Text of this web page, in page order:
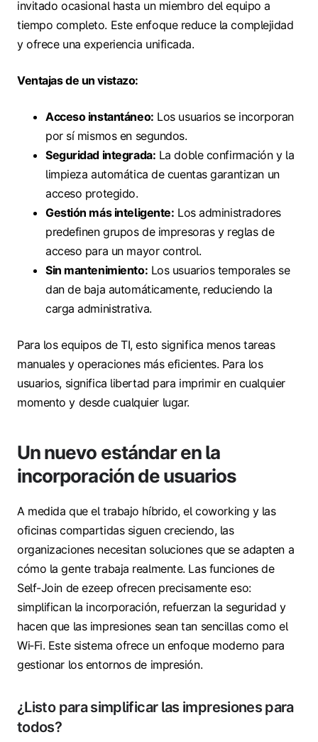
invitado ocasional hasta un miembro del equipo a
tiempo completo. Este enfoque reduce la complejidad
y ofrece una experiencia unificada.
Ventajas de un vistazo:
Acceso instantáneo: Los usuarios se incorporan
por sí mismos en segundos.
Seguridad integrada: La doble confirmación y la
limpieza automática de cuentas garantizan un
acceso protegido.
Gestión más inteligente: Los administradores
predefinen grupos de impresoras y reglas de
acceso para un mayor control.
Sin mantenimiento: Los usuarios temporales se
dan de baja automáticamente, reduciendo la
carga administrativa.
Para los equipos de TI, esto significa menos tareas
manuales y operaciones más eficientes. Para los
usuarios, significa libertad para imprimir en cualquier
momento y desde cualquier lugar.
Un nuevo estándar en la
incorporación de usuarios
A medida que el trabajo híbrido, el coworking y las
oficinas compartidas siguen creciendo, las
organizaciones necesitan soluciones que se adapten a
cómo la gente trabaja realmente. Las funciones de
Self-Join de ezeep ofrecen precisamente eso:
simplifican la incorporación, refuerzan la seguridad y
hacen que las impresiones sean tan sencillas como el
Wi‑Fi. Este sistema ofrece un enfoque moderno para
gestionar los entornos de impresión.
¿Listo para simplificar las impresiones para
todos?